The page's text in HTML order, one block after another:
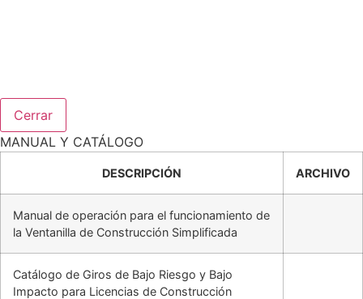
Cerrar
MANUAL Y CATÁLOGO
DESCRIPCIÓN ARCHIVO
Manual de operación para el funcionamiento de
la Ventanilla de Construcción Simplificada
Catálogo de Giros de Bajo Riesgo y Bajo
Impacto para Licencias de Construcción